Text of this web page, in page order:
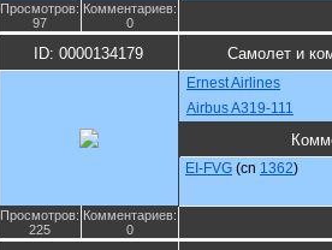
Просмотров:
97
Комментариев:
0
ID: 0000134179 Самолет и
Ernest Airlines
Airbus A319-111
EI-FVG (cn 1362)
Просмотров:
225
Комментариев:
0